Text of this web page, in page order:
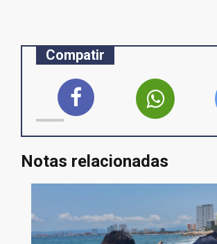
Compatir
Notas relacionadas